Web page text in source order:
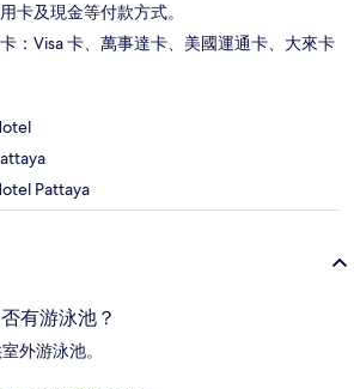
卡及現金等付款方式。
：Visa 卡、萬事達卡、美國運通卡、大來卡
Pattaya
有游泳池？
外游泳池。